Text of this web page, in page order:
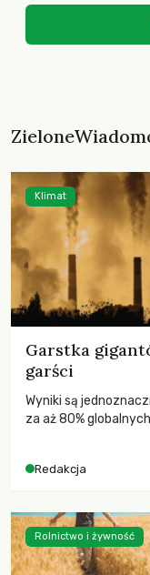
Garstka
garści
Wyniki są
za aż 80%
Redakcja
Klimat
Rolnictwo i żywność